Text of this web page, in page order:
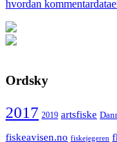
hvordan
Ordsky
2017 2019 artsfiske
fiskeavisen.no fiskejegeren